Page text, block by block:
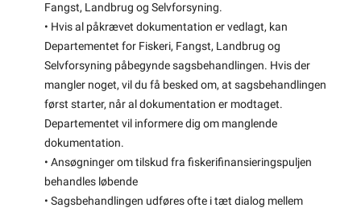
Fangst, Landbrug og Selvforsyning.
• Hvis al påkrævet dokumentation er vedlagt, kan
Departementet for Fiskeri, Fangst, Landbrug og
Selvforsyning påbegynde sagsbehandlingen. Hvis der
mangler noget, vil du få besked om, at sagsbehandlingen
først starter, når al dokumentation er modtaget.
Departementet vil informere dig om manglende
dokumentation.
• Ansøgninger om tilskud fra fiskerifinansieringspuljen
behandles løbende
• Sagsbehandlingen udføres ofte i tæt dialog mellem